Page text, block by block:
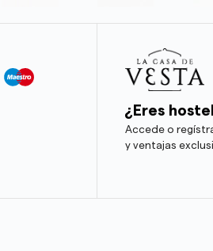
¿Eres
Accede o
y ventajas